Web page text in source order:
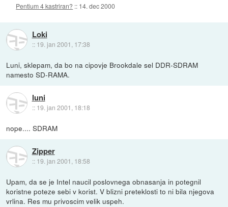
Pentium 4 kastriran? :: 14. dec 2000
Loki
:: 19. jan 2001, 17:38
Luni, sklepam, da bo na cipovje Brookdale sel DDR-SDRAM
namesto SD-RAMA.
luni
:: 19. jan 2001, 18:18
nope.... SDRAM
Zipper
:: 19. jan 2001, 18:58
Upam, da se je Intel naucil poslovnega obnasanja in potegnil
koristne poteze sebi v korist. V blizni preteklosti to ni bila njegova
vrlina. Res mu privoscim velik uspeh.